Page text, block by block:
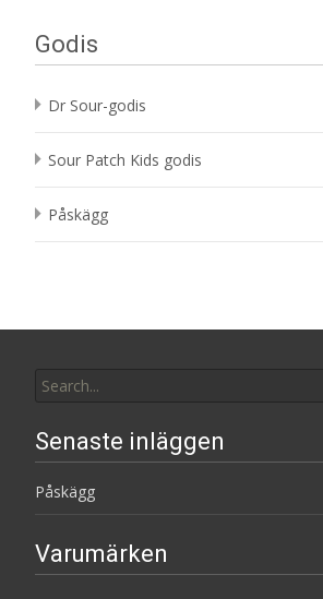
Godis
Dr Sour-godis
Sour Patch Kids godis
Påskägg
for:
Senaste inläggen
Påskägg
Varumärken